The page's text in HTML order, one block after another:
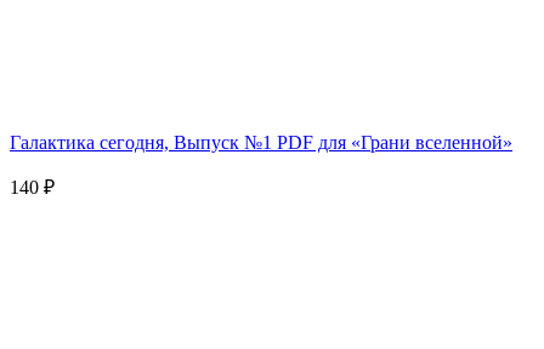
Галактика сегодня, Выпуск №1 PDF для «Грани вселенной»
140 ₽